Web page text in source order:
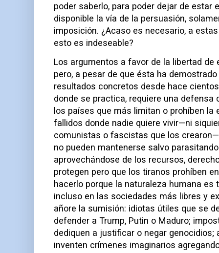
poder saberlo, para poder dejar de estar
disponible la vía de la persuasión,
imposición. ¿Acaso es necesario, a
esto es indeseable?
Los argumentos a favor de la libertad
pero, a pesar de que ésta ha
resultados concretos desde hace
donde se practica, requiere una defensa
los países que más limitan o prohíben la
fallidos donde nadie quiere vivir—ni
comunistas o fascistas que los
no pueden mantenerse salvo
aprovechándose de los recursos,
protegen pero que los tiranos prohíben
hacerlo porque la naturaleza humana es
incluso en las sociedades más libres y
añore la sumisión: idiotas útiles que se
defender a Trump, Putin o Maduro;
dediquen a justificar o negar genocidios;
inventen crímenes imaginarios